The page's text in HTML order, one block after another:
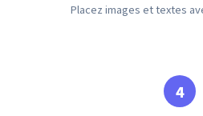
Placez images et textes